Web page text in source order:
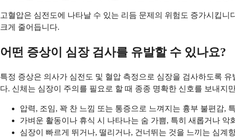
고혈압은 심전도에 나타날 수 있는 리듬 문제의 위험도 증가시킵
크게 줄어듭니다.
어떤 증상이 심장 검사를 유발할 수 있나요?
특정 증상은 의사가 심전도 및 혈압 측정으로 심장을 검사하도록
다. 신체는 심장이 주의를 필요로 할 때 종종 명확한 신호를 보내지
압력, 조임, 꽉 찬 느낌 또는 통증으로 느껴지는 흉부 불편감,
가벼운 활동이나 휴식 시 나타나는 숨 가쁨, 특히 새롭거나
심장이 빠르게 뛰거나, 떨리거나, 건너뛰는 것을 느끼는 심계